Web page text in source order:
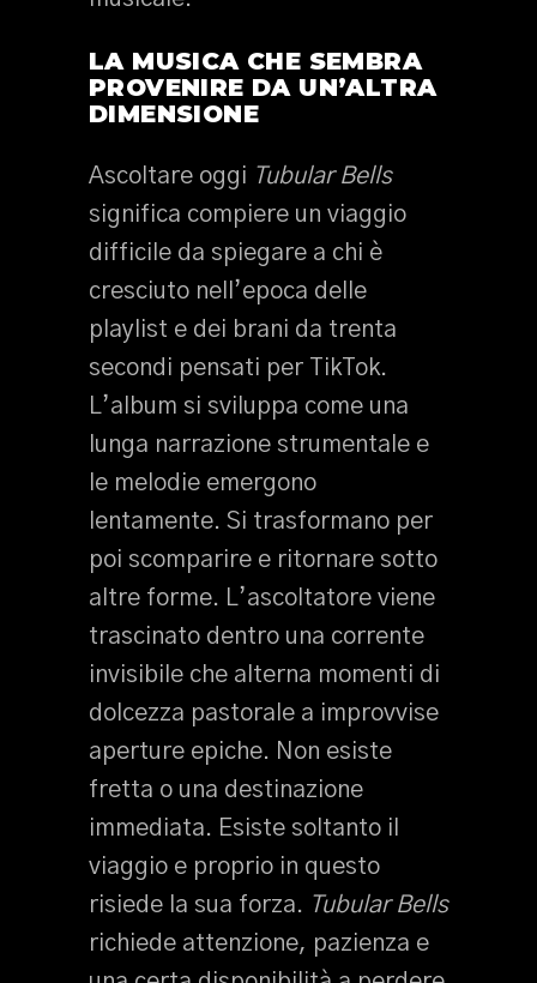
LA MUSICA CHE SEMBRA
PROVENIRE DA UN’ALTRA
DIMENSIONE
Ascoltare oggi Tubular Bells
significa compiere un viaggio
difficile da spiegare a chi è
cresciuto nell’epoca delle
playlist e dei brani da trenta
secondi pensati per TikTok.
L’album si sviluppa come una
lunga narrazione strumentale e
le melodie emergono
lentamente. Si trasformano per
poi scomparire e ritornare sotto
altre forme. L’ascoltatore viene
trascinato dentro una corrente
invisibile che alterna momenti di
dolcezza pastorale a improvvise
aperture epiche. Non esiste
fretta o una destinazione
immediata. Esiste soltanto il
viaggio e proprio in questo
risiede la sua forza. Tubular Bells
richiede attenzione, pazienza e